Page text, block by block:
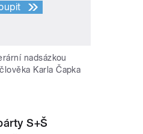
nadsázkou
Karla Čapka
S+Š